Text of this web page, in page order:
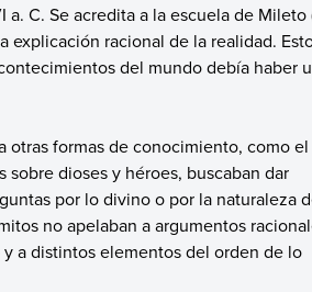
C. Se acredita a la escuela de Mileto
racional de la realidad.
del mundo debía haber
otras formas de conocimiento, como
dioses y héroes, buscaban dar
por lo divino o por la naturaleza
no apelaban a argumentos
a distintos elementos del orden de lo